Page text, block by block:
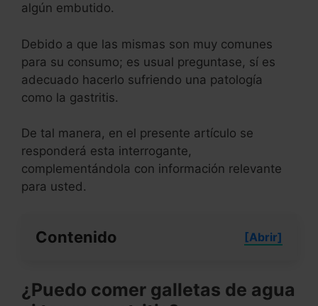
algún embutido.
Debido a que las mismas son muy comunes
para su consumo; es usual preguntase, sí es
adecuado hacerlo sufriendo una patología
como la gastritis.
De tal manera, en el presente artículo se
responderá esta interrogante,
complementándola con información relevante
para usted.
Contenido [Abrir]
¿Puedo comer galletas de agua